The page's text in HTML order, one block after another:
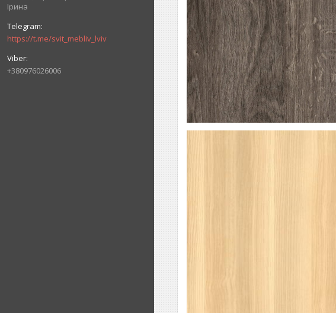
Ірина
https://t.me/svit_mebliv_lviv
+380976026006